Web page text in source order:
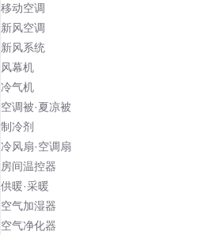
移动空调
新风空调
新风系统
风幕机
冷气机
空调被·夏凉被
制冷剂
冷风扇·空调扇
房间温控器
供暖·采暖
空气加湿器
空气净化器